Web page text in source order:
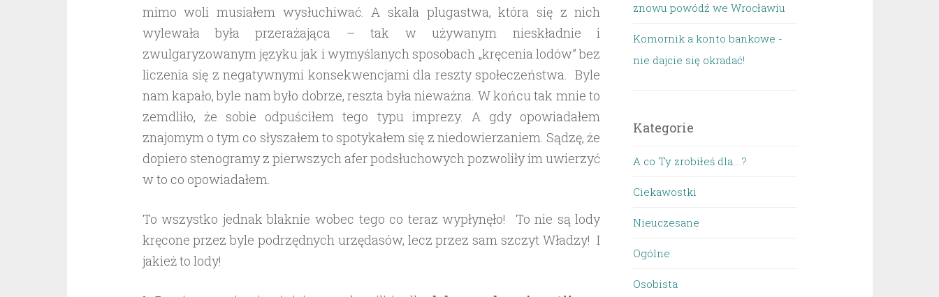
mimo woli musiałem wysłuchiwać. A skala plugastwa, która się z nich
wylewała była przerażająca – tak w używanym nieskładnie i
zwulgaryzowanym języku jak i wymyślanych sposobach „kręcenia lodów” bez
liczenia się z negatywnymi konsekwencjami dla reszty społeczeństwa. Byle
nam kapało, byle nam było dobrze, reszta była nieważna. W końcu tak mnie to
zemdliło, że sobie odpuściłem tego typu imprezy. A gdy opowiadałem
znajomym o tym co słyszałem to spotykałem się z niedowierzaniem. Sądzę, że
dopiero stenogramy z pierwszych afer podsłuchowych pozwoliły im uwierzyć
w to co opowiadałem.
To wszystko jednak blaknie wobec tego co teraz wypłynęło! To nie są lody
kręcone przez byle podrzędnych urzędasów, lecz przez sam szczyt Władzy! I
jakież to lody!
znowu powódź we Wrocławiu
Komornik a konto bankowe -
nie dajcie się okradać!
Kategorie
A co Ty zrobiłeś dla… ?
Ciekawostki
Nieuczesane
Ogólne
Osobista